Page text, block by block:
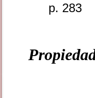
p. 283